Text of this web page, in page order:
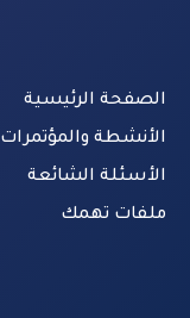
الصفحة الرئيسية
الأنشطة والمؤتمرات
الأسئلة الشائعة
ملفات تهمك